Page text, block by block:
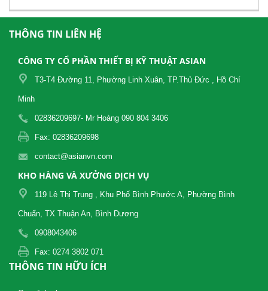
THÔNG TIN LIÊN HỆ
CÔNG TY CỔ PHẦN THIẾT BỊ KỸ THUẬT ASIAN
T3-T4 Đường 11, Phường Linh Xuân, TP.Thủ Đức , Hồ Chí
Minh
02836209697- Mr Hoàng 090 804 3406
Fax: 02836209698
contact@asianvn.com
KHO HÀNG VÀ XƯỞNG DỊCH VỤ
119 Lê Thị Trung , Khu Phố Bình Phước A, Phường Bình
Chuẩn, TX Thuận An, Bình Dương
0908043406
Fax: 0274 3802 071
THÔNG TIN HỮU ÍCH